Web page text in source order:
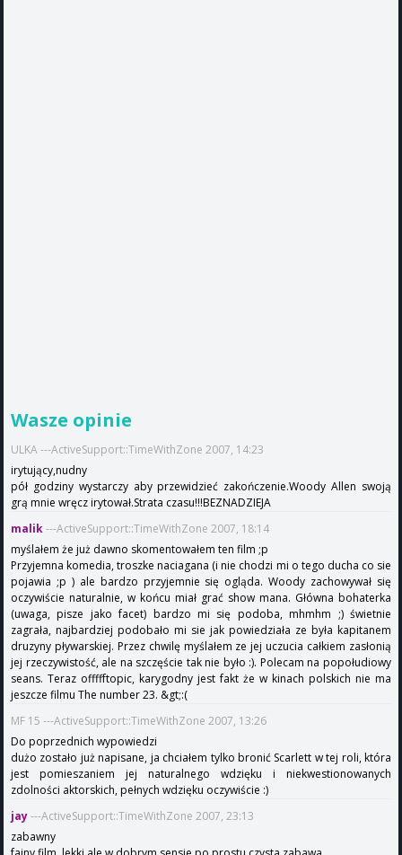
Wasze opinie
ULKA ---ActiveSupport::TimeWithZone 2007, 14:23
irytujący,nudny
pół godziny wystarczy aby przewidzieć zakończenie.Woody Allen swoją
grą mnie wręcz irytował.Strata czasu!!!BEZNADZIEJA
malik---ActiveSupport::TimeWithZone 2007, 18:14
myślałem że już dawno skomentowałem ten film ;p
Przyjemna komedia, troszke naciagana (i nie chodzi mi o tego ducha co sie
pojawia ;p ) ale bardzo przyjemnie się ogląda. Woody zachowywał się
oczywiście naturalnie, w końcu miał grać show mana. Główna bohaterka
(uwaga, pisze jako facet) bardzo mi się podoba, mhmhm ;) świetnie
zagrała, najbardziej podobało mi sie jak powiedziała ze była kapitanem
druzyny pływarskiej. Przez chwilę myślałem ze jej uczucia całkiem zasłonią
jej rzeczywistość, ale na szczęście tak nie było :). Polecam na popołudiowy
seans. Teraz offffftopic, karygodny jest fakt że w kinach polskich nie ma
jeszcze filmu The number 23. &gt;:(
MF 15 ---ActiveSupport::TimeWithZone 2007, 13:26
Do poprzednich wypowiedzi
dużo zostało już napisane, ja chciałem tylko bronić Scarlett w tej roli, która
jest pomieszaniem jej naturalnego wdzięku i niekwestionowanych
zdolności aktorskich, pełnych wdzięku oczywiście :)
jay---ActiveSupport::TimeWithZone 2007, 23:13
zabawny